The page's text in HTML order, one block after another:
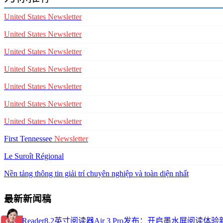
United States Newsletter
United States Newsletter
United States Newsletter
United States Newsletter
United States Newsletter
United States Newsletter
United States Newsletter
First Tennessee Newsletter
Le Suroît Régional
Nền tảng thông tin giải trí chuyên nghiệp và toàn diện nhất
最新新闻稿
掌阅iReader8.2英寸阅读器Air 3 Pro发布：开启墨水屏阅读体验